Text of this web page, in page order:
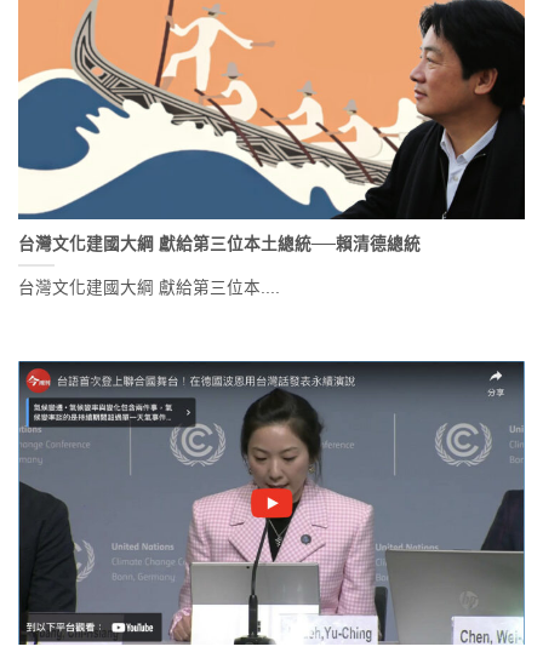
台灣文化建國大綱 獻給第三位本土總統──賴清德總統
台灣文化建國大綱 獻給第三位本....